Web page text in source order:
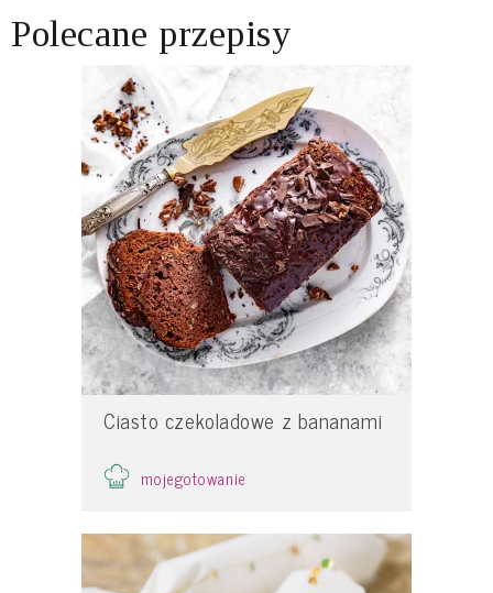
Polecane przepisy
Ciasto czekoladowe z bananami
mojegotowanie